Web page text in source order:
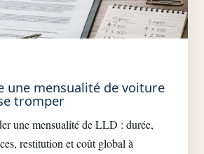
une mensualité de voiture
tromper
une mensualité de LLD : durée,
restitution et coût global à